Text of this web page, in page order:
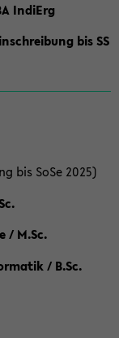
IndiErg
bis SS
bis SoSe 2025)
/ M.Sc.
/ B.Sc.